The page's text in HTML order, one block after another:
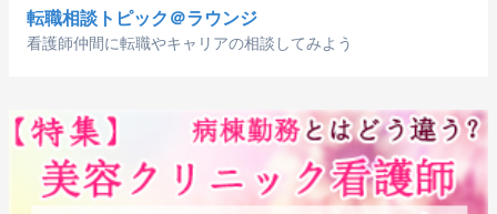
転職相談トピック＠ラウンジ
看護師仲間に転職やキャリアの相談してみよう